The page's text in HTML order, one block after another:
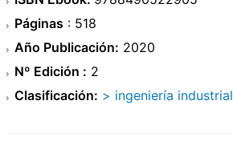
Páginas : 518
Año Publicación: 2020
Nº Edición : 2
Clasificación: > ingeniería industrial